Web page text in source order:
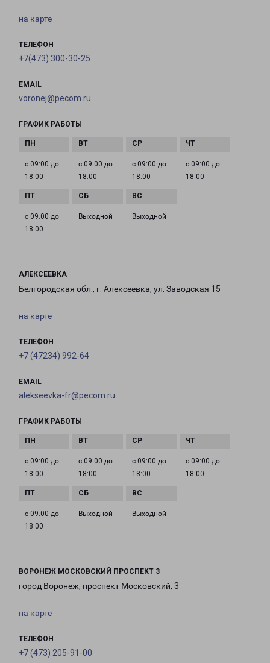
на карте
ТЕЛЕФОН
+7(473) 300-30-25
EMAIL
voronej@pecom.ru
ГРАФИК РАБОТЫ
с 09:00 до
18:00
с 09:00 до
18:00
с 09:00 до
18:00
с 09:00 до
18:00
с 09:00 до
18:00
Выходной Выходной
АЛЕКСЕЕВКА
Белгородская обл., г. Алексеевка, ул. Заводская 15
на карте
ТЕЛЕФОН
+7 (47234) 992-64
EMAIL
alekseevka-fr@pecom.ru
ГРАФИК РАБОТЫ
с 09:00 до
18:00
с 09:00 до
18:00
с 09:00 до
18:00
с 09:00 до
18:00
с 09:00 до
18:00
Выходной Выходной
ВОРОНЕЖ МОСКОВСКИЙ ПРОСПЕКТ 3
город Воронеж, проспект Московский, 3
на карте
ТЕЛЕФОН
+7 (473) 205-91-00